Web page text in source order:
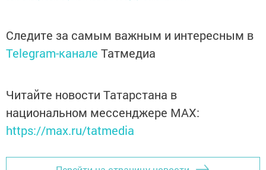
Следите за самым важным и интересным в
Telegram-канале Татмедиа
Читайте новости Татарстана в
национальном мессенджере MАХ:
https://max.ru/tatmedia